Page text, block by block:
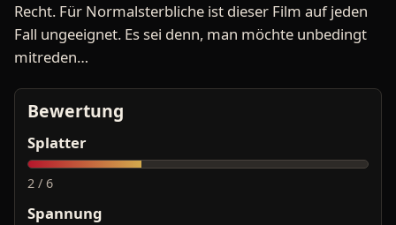
Recht. Für Normalsterbliche ist dieser Film auf jeden
Fall ungeeignet. Es sei denn, man möchte unbedingt
mitreden…
Bewertung
Splatter
2 / 6
Spannung